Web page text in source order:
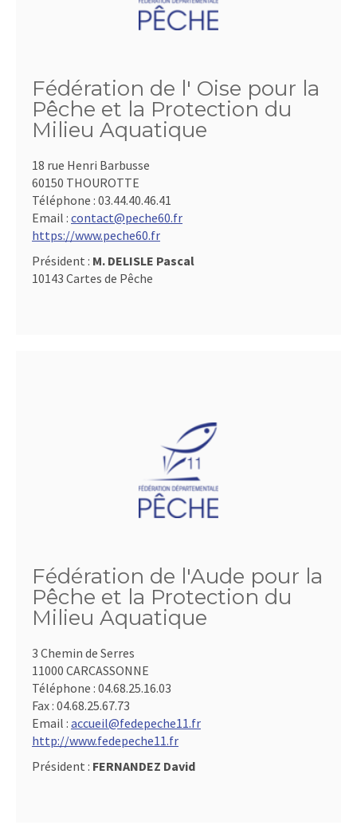
Fédération de l' Oise pour la
Pêche et la Protection du
Milieu Aquatique
18 rue Henri Barbusse
60150 THOUROTTE
Téléphone : 03.44.40.46.41
Email : contact@peche60.fr
https://www.peche60.fr
Président : M. DELISLE Pascal
10143 Cartes de Pêche
Fédération de l'Aude pour la
Pêche et la Protection du
Milieu Aquatique
3 Chemin de Serres
11000 CARCASSONNE
Téléphone : 04.68.25.16.03
Fax : 04.68.25.67.73
Email : accueil@fedepeche11.fr
http://www.fedepeche11.fr
Président : FERNANDEZ David